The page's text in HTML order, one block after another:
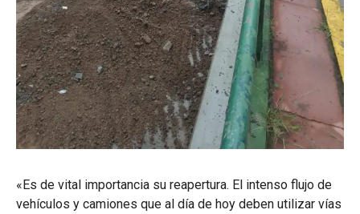
«Es de vital importancia su reapertura. El intenso flujo de
vehículos y camiones que al día de hoy deben utilizar vías